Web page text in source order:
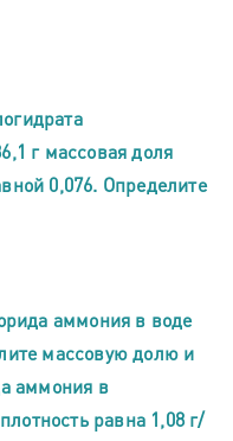
г массовая доля
0,076. Определите
аммония в воде
массовую долю и
аммония в
равна 1,08 г/